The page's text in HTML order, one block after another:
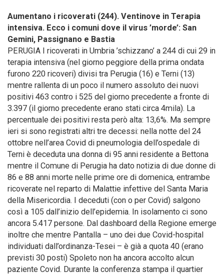
Aumentano i ricoverati (244). Ventinove in Terapia
intensiva. Ecco i comuni dove il virus ’morde’: San
Gemini, Passignano e Bastia
PERUGIA I ricoverati in Umbria ’schizzano’ a 244 di cui 29 in
terapia intensiva (nel giorno peggiore della prima ondata
furono 220 ricoveri) divisi tra Perugia (16) e Terni (13)
mentre rallenta di un poco il numero assoluto dei nuovi
positivi 463 contro i 525 del giorno precedente a fronte di
3.397 (il giorno precedente erano stati circa 4mila). La
percentuale dei positivi resta però alta: 13,6%. Ma sempre
ieri si sono registrati altri tre decessi: nella notte del 24
ottobre nell’area Covid di pneumologia dell’ospedale di
Terni è deceduta una donna di 95 anni residente a Bettona
mentre il Comune di Perugia ha dato notizia di due donne di
86 e 88 anni morte nelle prime ore di domenica, entrambe
ricoverate nel reparto di Malattie infettive del Santa Maria
della Misericordia. I deceduti (con o per Covid) salgono
così a 105 dall’inizio dell’epidemia. In isolamento ci sono
ancora 5.417 persone. Dal dashboard della Regione emerge
inoltre che mentre Pantalla – uno dei due Covid-hospital
individuati dall’ordinanza-Tesei – è già a quota 40 (erano
previsti 30 posti) Spoleto non ha ancora accolto alcun
paziente Covid. Durante la conferenza stampa il quartier